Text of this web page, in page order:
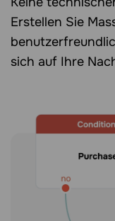
Erstellen Sie
sich auf Ihre